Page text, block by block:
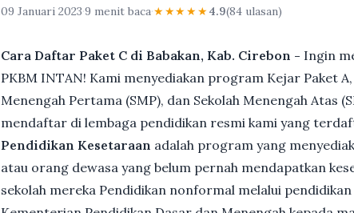
09 Januari 2023·9 menit baca·★★★★★4.9(84 ulasan)
Cara Daftar Paket C di Babakan, Kab. Cirebon - Ingin
PKBM INTAN! Kami menyediakan program Kejar Paket
Menengah Pertama (SMP), dan Sekolah Menengah Atas
mendaftar di lembaga pendidikan resmi kami yang
Pendidikan Kesetaraan adalah program yang
atau orang dewasa yang belum pernah mendapatkan
sekolah mereka Pendidikan nonformal melalui